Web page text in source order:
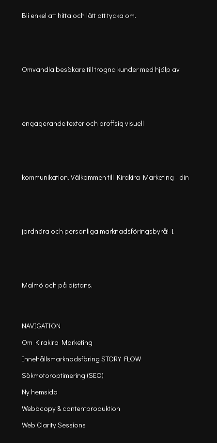
Bli enkel att hitta och lätt att tycka om.
Omvandla besökare till trogna kunder med hjälp av
engagerande texter och proffsig visuell
kommunikation. Välkommen till Kirakira Marketing - din
jordnära och personliga marknadsföringsbyrå! I
Malmö och på distans.
NAVIGATION
Om Kirakira Marketing
Innehållsmarknadsföring STORY FLOW
Sökmotoroptimering (SEO)
Ny hemsida
Webbcopy & contentproduktion
Web Clarity Sessions